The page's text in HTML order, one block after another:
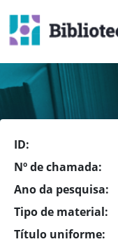
ID:
Nº de chamada:
Ano da pesquisa:
Tipo de material:
Título uniforme: